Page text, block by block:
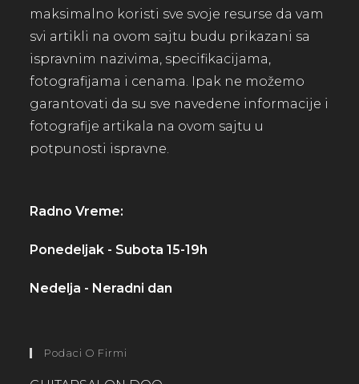
maksimalno koristi sve svoje resurse da vam
svi artikli na ovom sajtu budu prikazani sa
ispravnim nazivima, specifikacijama,
fotografijama i cenama. Ipak ne možemo
garantovati da su sve navedene informacije i
fotografije artikala na ovom sajtu u
potpunosti ispravne.
Radno Vreme:
Ponedeljak - Subota 15-19h
Nedelja - Neradni dan
Podaci O Firmi